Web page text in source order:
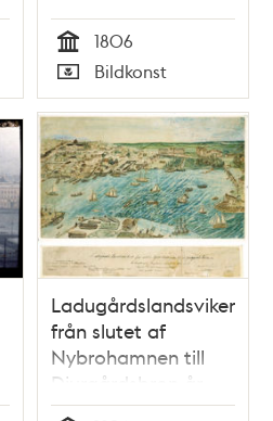
Tid
1806
Typ
Bildkonst
Ladugårdslandsviken
från slutet af
Nybrohamnen till
Djurgårdsbron år
1840 tecknadt efter